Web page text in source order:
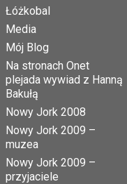
Łóżkobal
Media
Mój Blog
Na stronach Onet
plejada wywiad z Hanną
Bakułą
Nowy Jork 2008
Nowy Jork 2009 –
muzea
Nowy Jork 2009 –
przyjaciele